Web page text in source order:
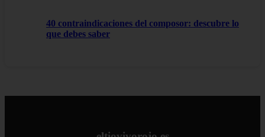
40 contraindicaciones del composor: descubre lo
que debes saber